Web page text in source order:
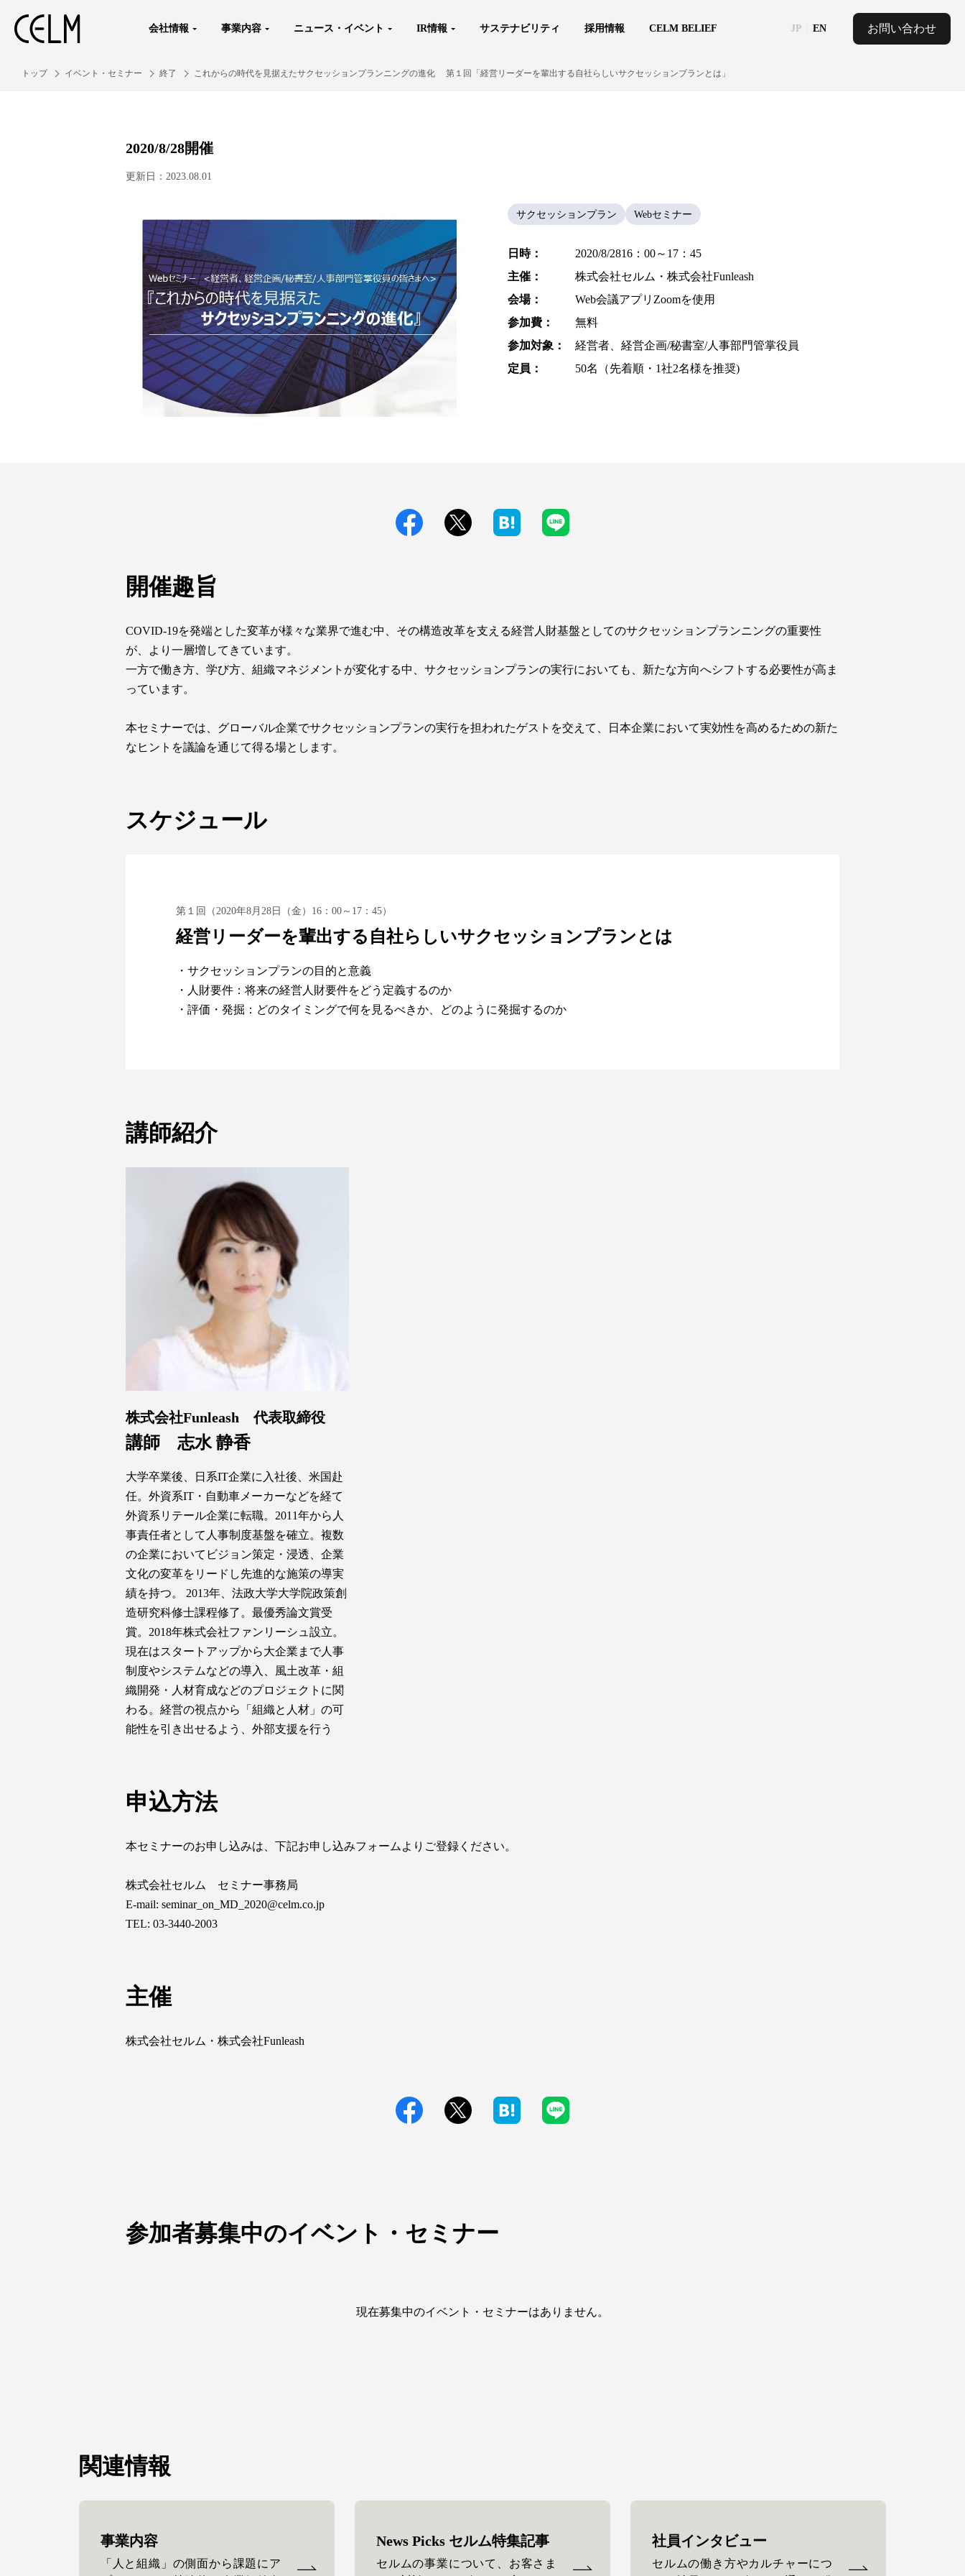
会社情報 事業内容 ニュース・イベント IR情報 サステナビリティ 採用情報 CELM BELIEF JP EN お問い合わせ
トップ イベント・セミナー 終了 これからの時代を見据えたサクセッションプランニングの進化 第１回「経営リーダーを輩出する自社らしいサクセッションプランとは」
2020/8/28開催
更新日：2023.08.01
サクセッションプラン Webセミナー
日時：
2020/8/2816：00～17：45
主催：
株式会社セルム・株式会社Funleash
会場：
Web会議アプリZoomを使用
参加費：
無料
参加対象：
経営者、経営企画/秘書室/人事部門管掌役員
定員：
50名（先着順・1社2名様を推奨)
開催趣旨
COVID-19を発端とした変革が様々な業界で進む中、その構造改革を支える経営人財基盤としてのサクセッションプランニングの重要性
が、より一層増してきています。
一方で働き方、学び方、組織マネジメントが変化する中、サクセッションプランの実行においても、新たな方向へシフトする必要性が高ま
っています。
本セミナーでは、グローバル企業でサクセッションプランの実行を担われたゲストを交えて、日本企業において実効性を高めるための新た
なヒントを議論を通じて得る場とします。
スケジュール
第１回（2020年8月28日（金）16：00～17：45）
経営リーダーを輩出する自社らしいサクセッションプランとは
・サクセッションプランの目的と意義
・人財要件：将来の経営人財要件をどう定義するのか
・評価・発掘：どのタイミングで何を見るべきか、どのように発掘するのか
講師紹介
株式会社Funleash 代表取締役
講師 志水 静香
大学卒業後、日系IT企業に入社後、米国赴
任。外資系IT・⾃動⾞メーカーなどを経て
外資系リテール企業に転職。2011年から人
事責任者として人事制度基盤を確⽴。複数
の企業においてビジョン策定・浸透、企業
⽂化の変革をリードし先進的な施策の導実
績を持つ。 2013年、法政大学大学院政策創
造研究科修⼠課程修了。最優秀論⽂賞受
賞。2018年株式会社ファンリーシュ設⽴。
現在はスタートアップから大企業まで人事
制度やシステムなどの導入、風⼟改革・組
織開発・人材育成などのプロジェクトに関
わる。経営の視点から「組織と人材」の可
能性を引き出せるよう、外部支援を⾏う
申込方法
本セミナーのお申し込みは、下記お申し込みフォームよりご登録ください。
株式会社セルム セミナー事務局
E-mail: seminar_on_MD_2020@celm.co.jp
TEL: 03-3440-2003
主催
株式会社セルム・株式会社Funleash
参加者募集中のイベント・セミナー
現在募集中のイベント・セミナーはありません。
関連情報
事業内容
「人と組織」の側面から課題にア
News Picks セルム特集記事
セルムの事業について、お客さま
社員インタビュー
セルムの働き方やカルチャーにつ